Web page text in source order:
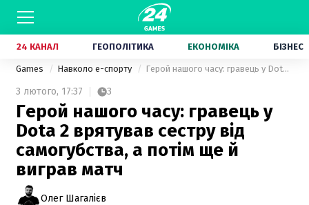
24 КАНАЛ ГЕОПОЛІТИКА ЕКОНОМІКА БІЗНЕС
Games Навколо е-спорту Герой нашого часу: гравець у Dota 2 врятував сестру від самогубства, а потім ще й виграв матч
3 лютого, 17:37 3
Герой нашого часу: гравець у
Dota 2 врятував сестру від
самогубства, а потім ще й
виграв матч
Олег Шагалієв